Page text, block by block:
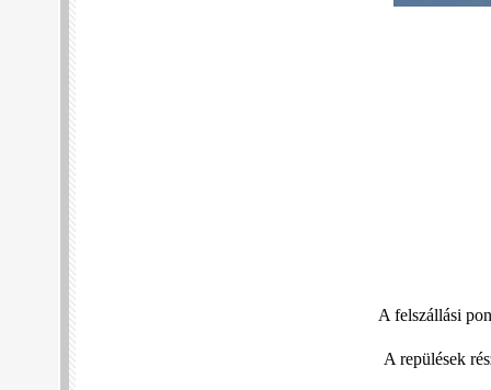
A felszállási
A repülések